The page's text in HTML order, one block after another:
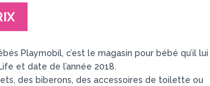
Playmobil, c’est le magasin pour bébé qu’il lui
et date de l’année 2018.
des biberons, des accessoires de toilette ou